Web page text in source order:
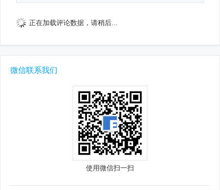
正在加载评论数据，请稍后...
微信联系我们
使用微信扫一扫